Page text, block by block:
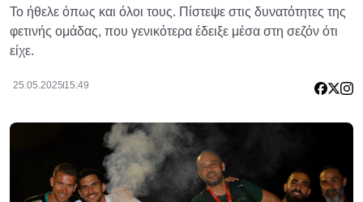
Το ήθελε όπως και όλοι τους. Πίστεψε στις δυνατότητες της
φετινής ομάδας, που γενικότερα έδειξε μέσα στη σεζόν ότι
είχε.
25.05.2025 15:49